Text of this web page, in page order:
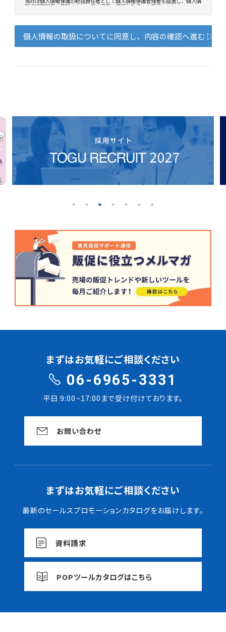
まずはお気軽にご相談ください
06-6965-3331
平日 9:00~17:00まで受け付けております。
お問い合わせ
まずはお気軽にご相談ください
最新のセールスプロモーションカタログをお届けします。
資料請求
POPツールカタログはこちら